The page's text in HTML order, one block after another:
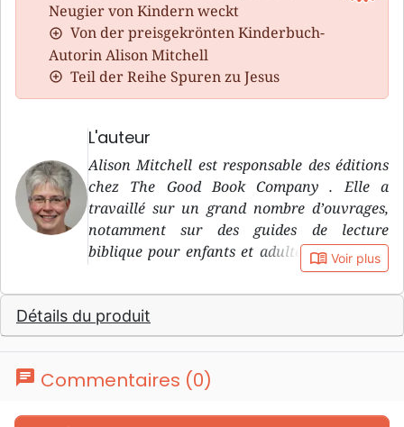
Neugier von Kindern weckt
Von der preisgekrönten Kinderbuch-
Autorin Alison Mitchell
Teil der Reihe Spuren zu Jesus
L'auteur
Alison Mitchell est responsable des éditions
chez The Good Book Company . Elle a
travaillé sur un grand nombre d’ouvrages,
notamment sur des guides de lecture
biblique pour enfants et adultes, et est elle-
même l’auteure de plusieurs livres pour
enfants très appréciés, dont La tempête qui
s’est arrêtée , Jésus et la fosse aux lions et
Miracle à une heure de l’après-midi .
book_open Voir plus
Détails du produit
chat Commentaires (0)